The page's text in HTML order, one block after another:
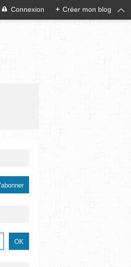
Connexion + Créer mon blog